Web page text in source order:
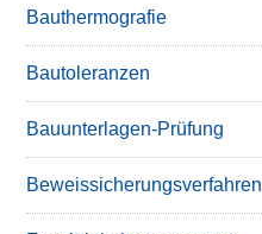
Bauthermografie
Bautoleranzen
Bauunterlagen-Prüfung
Beweissicherungsverfahren